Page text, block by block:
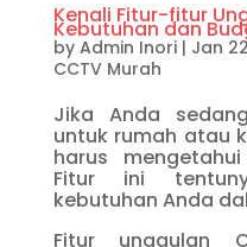
Kenali Fitur-fitur
Kebutuhan dan
by Admin Inori| Jan
CCTV Murah
Jika Anda
untuk rumah atau
harus
Fitur ini
kebutuhan Anda
Fitur unggulan